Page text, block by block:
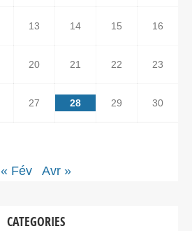
13 14 15 16
20 21 22 23
27 28 29 30
« Fév Avr »
CATEGORIES